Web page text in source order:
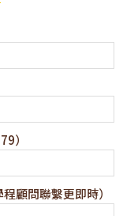
）
顧問聯繫更即時）